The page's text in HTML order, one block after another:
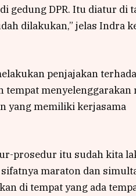
DPR. Itu diatur di
dilakukan,” jelas Indra
penjajakan
tempat menyelenggarakan
yang memiliki kerjasama
prosedur itu sudah kita
maraton dan
di tempat yang ada